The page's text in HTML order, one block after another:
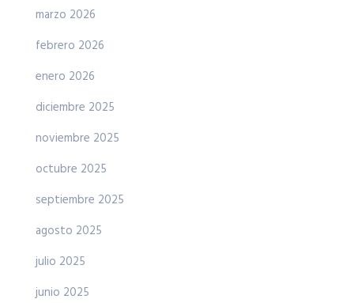
marzo 2026
febrero 2026
enero 2026
diciembre 2025
noviembre 2025
octubre 2025
septiembre 2025
agosto 2025
julio 2025
junio 2025